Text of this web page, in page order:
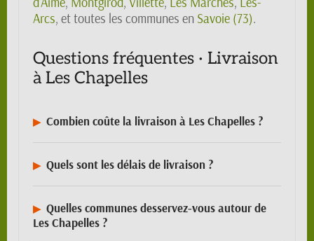
Arcs, et toutes les communes en Savoie (73).
Questions fréquentes · Livraison
à Les Chapelles
Combien coûte la livraison à Les Chapelles ?
Quels sont les délais de livraison ?
Quelles communes desservez-vous autour de
Les Chapelles ?